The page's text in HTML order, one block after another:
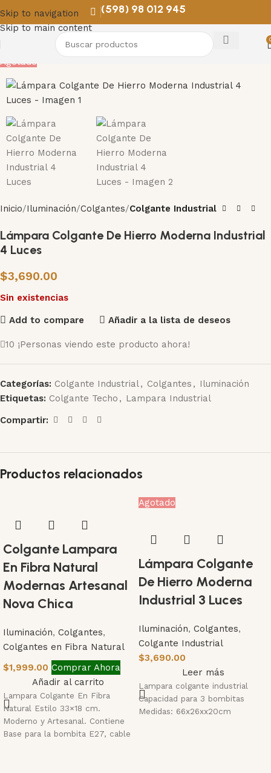
Skip to navigation
Skip to main content
(598) 98 012 945
Agotado
Inicio Iluminación Colgantes Colgante Industrial
Lámpara Colgante De Hierro Moderna Industrial
4 Luces
$3,690.00
Sin existencias
Add to compare Añadir a la lista de deseos
10 ¡Personas viendo este producto ahora!
Categorías: Colgante Industrial, Colgantes , Iluminación
Etiquetas: Colgante Techo , Lampara Industrial
Compartir:
Productos relacionados
Colgante Lampara
En Fibra Natural
Modernas Artesanal
Nova Chica
Iluminación, Colgantes,
Colgantes en Fibra Natural
$1,999.00 Comprar Ahora
Añadir al carrito
Lampara Colgante En Fibra
Natural Estilo 33×18 cm.
Moderno y Artesanal. Contiene
Base para la bombita E27, cable
Agotado
Lámpara Colgante
De Hierro Moderna
Industrial 3 Luces
Iluminación, Colgantes,
Colgante Industrial
$3,690.00
Leer más
Lampara colgante industrial
Capacidad para 3 bombitas
Medidas: 66x26xx20cm